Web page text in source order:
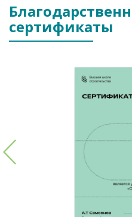
сертификаты